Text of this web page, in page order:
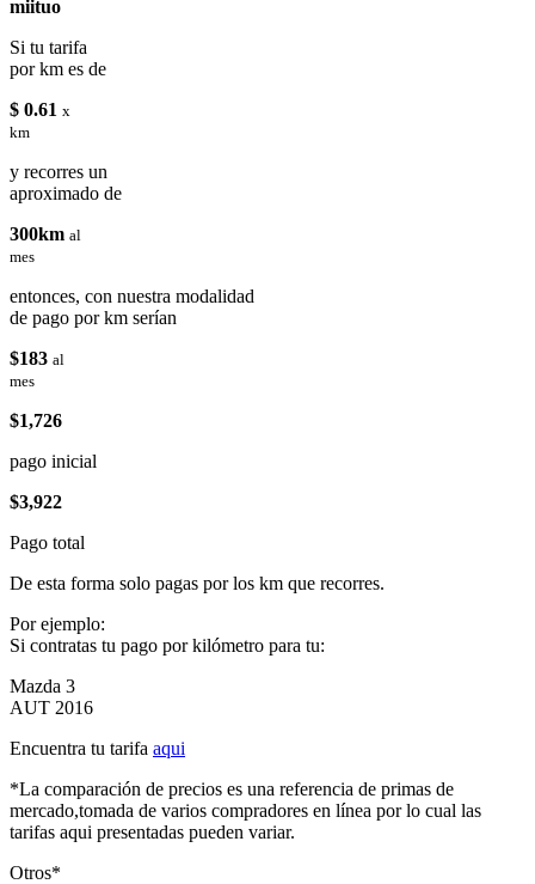
miituo
Si tu tarifa
por km es de
$ 0.61 x
km
y recorres un
aproximado de
300km al
mes
entonces, con nuestra modalidad
de pago por km serían
$183 al
mes
$1,726
pago inicial
$3,922
Pago total
De esta forma solo pagas por los km que recorres.
Por ejemplo:
Si contratas tu pago por kilómetro para tu:
Mazda 3
AUT 2016
Encuentra tu tarifa aqui
*La comparación de precios es una referencia de primas de
mercado,tomada de varios compradores en línea por lo cual las
tarifas aqui presentadas pueden variar.
Otros*